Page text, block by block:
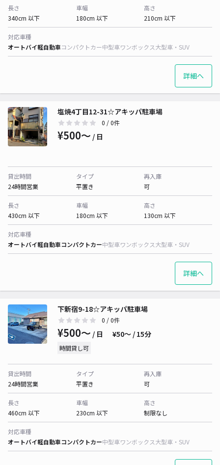
長さ
340cm 以下
車幅
180cm 以下
高さ
210cm 以下
対応車種
オートバイ軽自動車コンパクトカー中型車ワンボックス大型車・SUV
詳細へ
塩焼4丁目12-31☆アキッパ駐車場
0 / 0件
¥500〜 / 日
貸出時間
24時間営業
タイプ
平置き
再入庫
可
長さ
430cm 以下
車幅
180cm 以下
高さ
130cm 以下
対応車種
オートバイ軽自動車コンパクトカー中型車ワンボックス大型車・SUV
詳細へ
下新宿9-18☆アキッパ駐車場
0 / 0件
¥500〜 / 日 ¥50〜 / 15分
時間貸し可
貸出時間
24時間営業
タイプ
平置き
再入庫
可
長さ
460cm 以下
車幅
230cm 以下
高さ
制限なし
対応車種
オートバイ軽自動車コンパクトカー中型車ワンボックス大型車・SUV